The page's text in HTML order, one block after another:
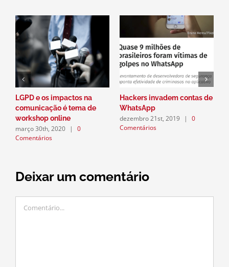
LGPD e os impactos na
comunicação é tema de
workshop online
março 30th, 2020 |
0
Comentários
Hackers invadem contas de
WhatsApp
dezembro 21st, 2019 |
0
Comentários
Deixar um comentário